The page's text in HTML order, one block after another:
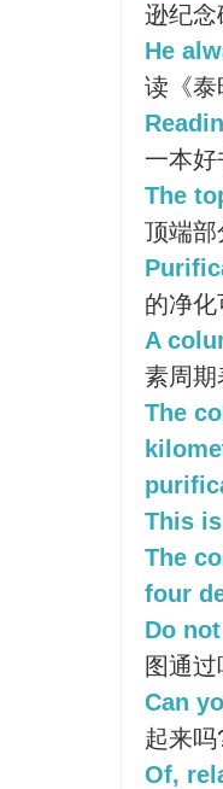
逊纪念
He
读《泰
一本好
The
顶端部
的净化
A
素周期
The
This
The
four
Do
图通过
Can
起来吗
Of,